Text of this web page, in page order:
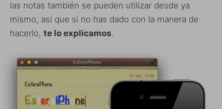
las notas también se pueden utilizar desde ya
mismo, así que si no has dado con la manera de
hacerlo, te lo explicamos.